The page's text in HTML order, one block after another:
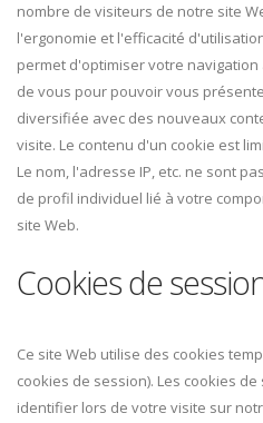
nombre de visiteurs de notre site
l'ergonomie et l'efficacité
permet d'optimiser votre
de vous pour pouvoir vous
diversifiée avec des nouveaux
visite. Le contenu d'un cookie est
Le nom, l'adresse IP, etc. ne sont
de profil individuel lié à votre
site Web.
Cookies de
Ce site Web utilise des cookies
cookies de session). Les cookies
identifier lors de votre visite sur